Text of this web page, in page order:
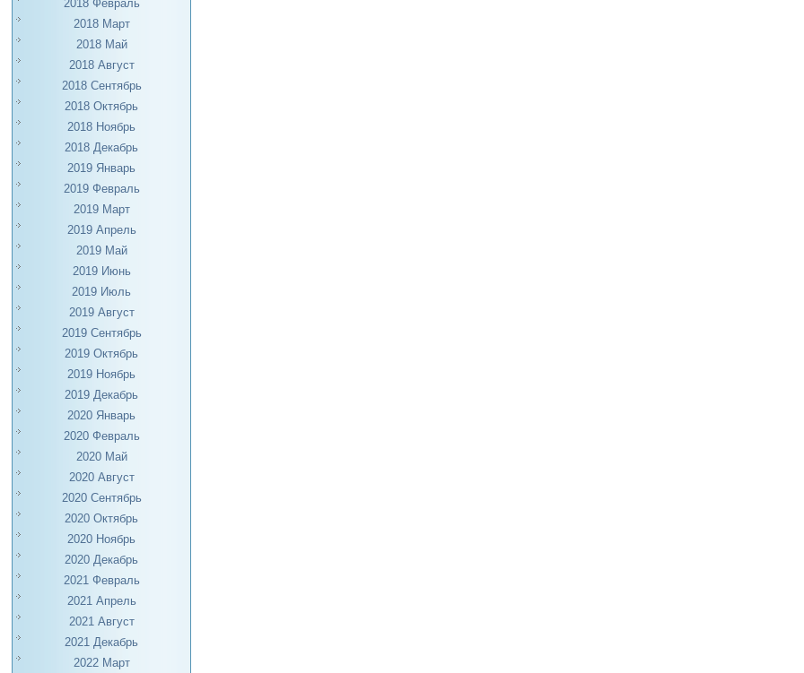
2018 Февраль
2018 Март
2018 Май
2018 Август
2018 Сентябрь
2018 Октябрь
2018 Ноябрь
2018 Декабрь
2019 Январь
2019 Февраль
2019 Март
2019 Апрель
2019 Май
2019 Июнь
2019 Июль
2019 Август
2019 Сентябрь
2019 Октябрь
2019 Ноябрь
2019 Декабрь
2020 Январь
2020 Февраль
2020 Май
2020 Август
2020 Сентябрь
2020 Октябрь
2020 Ноябрь
2020 Декабрь
2021 Февраль
2021 Апрель
2021 Август
2021 Декабрь
2022 Март